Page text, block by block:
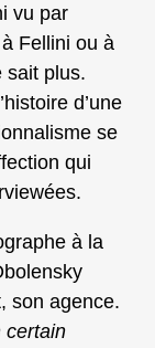
vu par
Fellini ou à
sait plus.
d’une
se
qui
à la
son agence.
certain